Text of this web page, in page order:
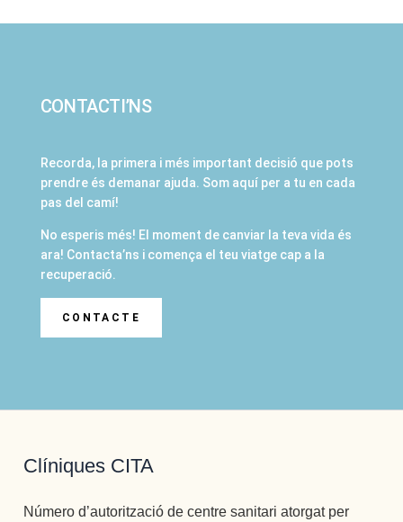
CONTACTI’NS
Recorda, la primera i més important decisió que pots
prendre és demanar ajuda. Som aquí per a tu en cada
pas del camí!
No esperis més! El moment de canviar la teva vida és
ara! Contacta’ns i comença el teu viatge cap a la
recuperació.
CONTACTE
Clíniques CITA
Número d’autorització de centre sanitari atorgat per